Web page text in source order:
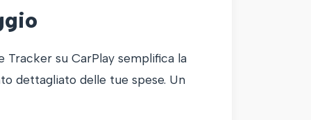
su CarPlay semplifica la
dettagliato delle tue spese. Un